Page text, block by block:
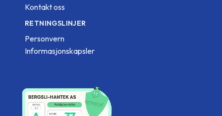
Kontakt oss
RETNINGSLINJER
Personvern
Informasjonskapsler